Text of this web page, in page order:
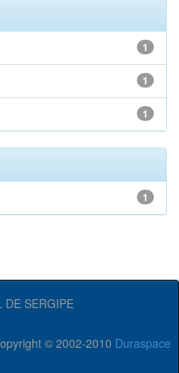
1
1
1
1
DE SERGIPE
© 2002-2010 Duraspace